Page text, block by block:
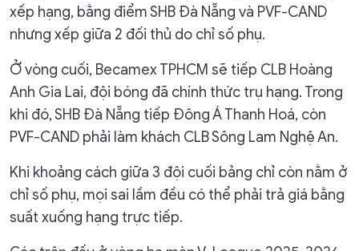
xếp hạng, bằng điểm SHB Đà Nẵng và PVF-CAND
nhưng xếp giữa 2 đối thủ do chỉ số phụ.
Ở vòng cuối, Becamex TPHCM sẽ tiếp CLB Hoàng
Anh Gia Lai, đội bóng đã chính thức trụ hạng. Trong
khi đó, SHB Đà Nẵng tiếp Đông Á Thanh Hoá, còn
PVF-CAND phải làm khách CLB Sông Lam Nghệ An.
Khi khoảng cách giữa 3 đội cuối bảng chỉ còn nằm ở
chỉ số phụ, mọi sai lầm đều có thể phải trả giá bằng
suất xuống hạng trực tiếp.